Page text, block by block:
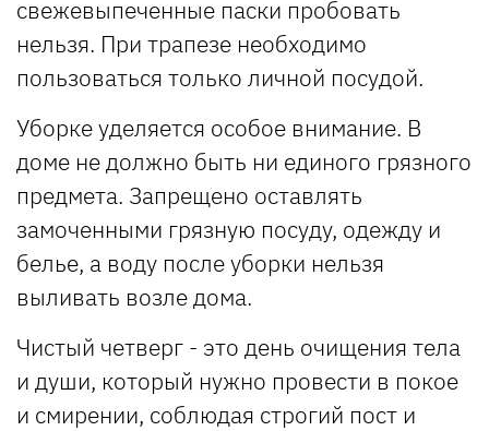
свежевыпеченные паски пробовать
нельзя. При трапезе необходимо
пользоваться только личной посудой.
Уборке уделяется особое внимание. В
доме не должно быть ни единого грязного
предмета. Запрещено оставлять
замоченными грязную посуду, одежду и
белье, а воду после уборки нельзя
выливать возле дома.
Чистый четверг - это день очищения тела
и души, который нужно провести в покое
и смирении, соблюдая строгий пост и